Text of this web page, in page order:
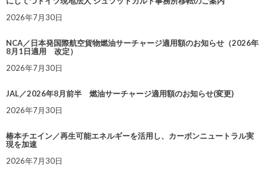
2026年7月30日
NCA／日本発国際航空貨物燃油サーチャージ適用額のお知らせ（2026年
8月1日適用 改定）
2026年7月30日
JAL／2026年8月前半 燃油サーチャージ適用額のお知らせ(変更)
2026年7月30日
椿本チエイン／再生可能エネルギーを活用し、カーボンニュートラル実
現を加速
2026年7月30日